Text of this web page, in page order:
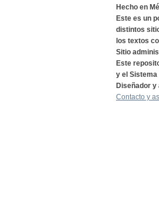
Hecho en
Este es un
distintos
los textos
Sitio
Este
y el
Diseñador
Contacto y